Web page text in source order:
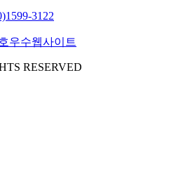
1599-3122
RESERVED